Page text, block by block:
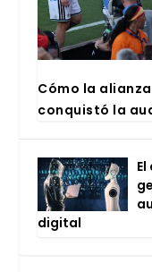
Cómo la
con­quis­tó la
digi­tal